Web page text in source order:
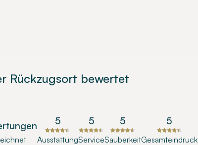
Rückzugsort bewertet
Ausstattung
5
Service
5
Sauberkeit
5
Gesamteindruck
5